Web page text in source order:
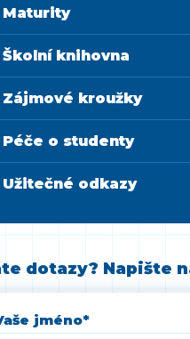
Maturity
Školní knihovna
Zájmové kroužky
Péče o studenty
Užitečné odkazy
dotazy? Napište
jméno*